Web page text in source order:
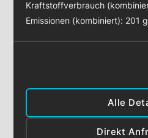
Kraftstoffverbrauch
Emissionen (kombiniert): 201
Alle
Direkt